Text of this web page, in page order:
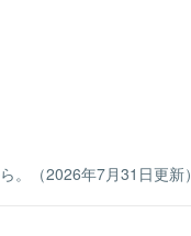
。（2026年7月31日更新）